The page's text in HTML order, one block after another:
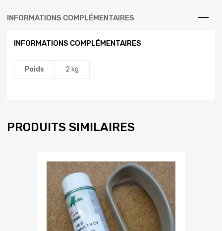
INFORMATIONS COMPLÉMENTAIRES
INFORMATIONS COMPLÉMENTAIRES
Poids 2 kg
PRODUITS SIMILAIRES